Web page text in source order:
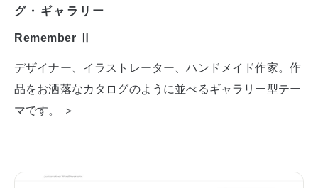
グ・ギャラリー
Remember Ⅱ
デザイナー、イラストレーター、ハンドメイド作家。作
品をお洒落なカタログのように並べるギャラリー型テー
マです。 ＞